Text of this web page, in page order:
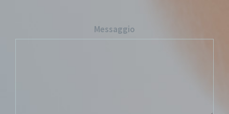
Messaggio